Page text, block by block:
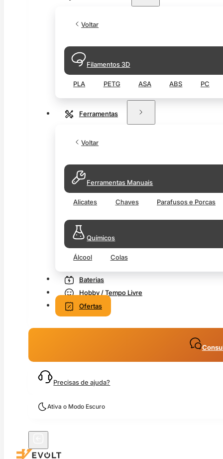
Voltar
Filamentos 3D
PLA PETG ASA ABS PC
Ferramentas
Voltar
Ferramentas Manuais
Alicates Chaves Parafusos e Porcas
Químicos
Álcool Colas
Baterias
Hobby / Tempo Livre
Ofertas
Precisas de ajuda?
Ativa o Modo Escuro